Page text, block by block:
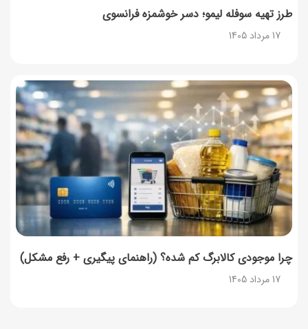
طرز تهیه سوفله لیمو؛ دسر خوشمزه فرانسوی
17 مرداد 1405
چرا موجودی کالابرگ کم شده؟ (راهنمای پیگیری + رفع مشکل)
17 مرداد 1405